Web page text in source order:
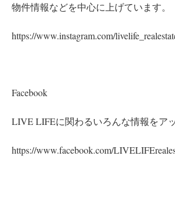
物件情報などを中心に上げています。
https://www.instagram.com/
Facebook
LIVE LIFEに関わるいろんな情報をア
https://www.facebook.com/